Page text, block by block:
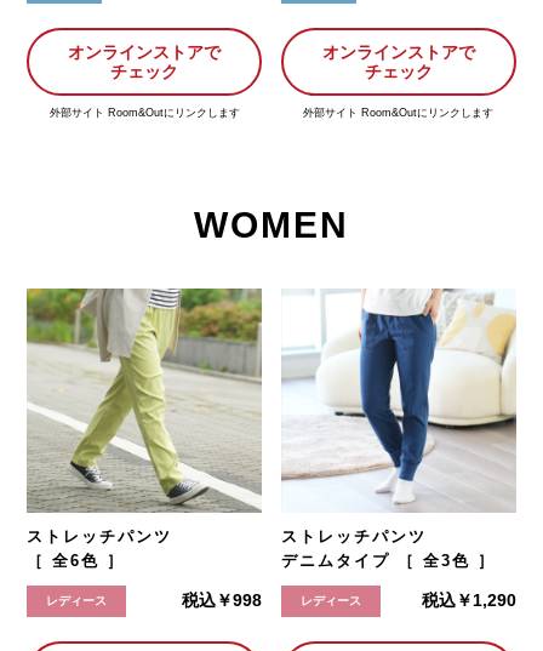
オンラインストアで
チェック
外部サイト Room&Outにリンクします
オンラインストアで
チェック
外部サイト Room&Outにリンクします
WOMEN
ストレッチパンツ
［ 全6色 ］
レディース 税込￥998
ストレッチパンツ
デニムタイプ ［ 全3色 ］
レディース 税込￥1,290